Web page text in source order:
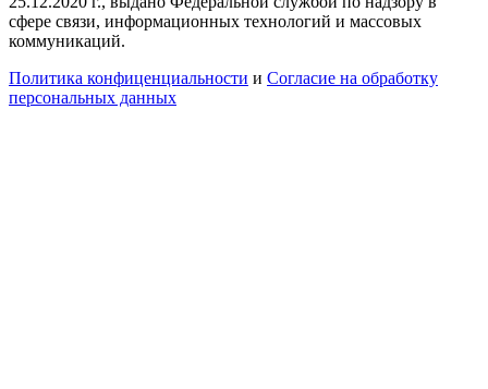
сфере связи, информационных технологий и массовых
коммуникаций.
Политика конфиценциальности и Согласие на обработку
персональных данных